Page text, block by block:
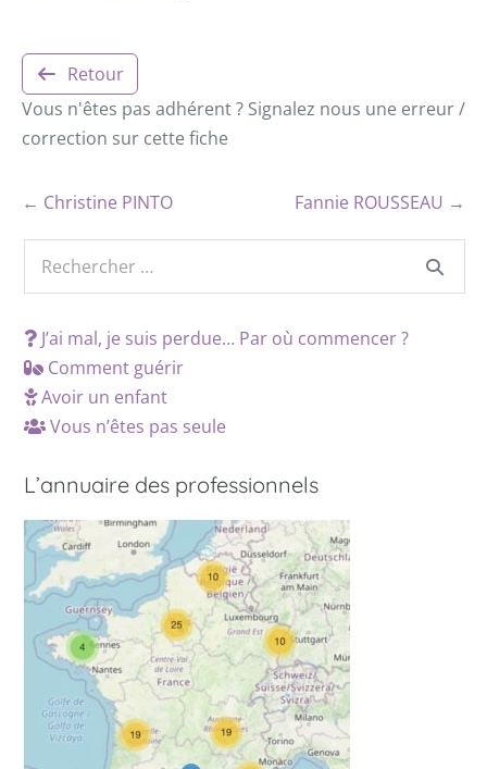
Retour
Vous n'êtes pas adhérent ? Signalez nous une erreur /
correction sur cette fiche
← Christine PINTO Fannie ROUSSEAU →
J’ai mal, je suis perdue… Par où commencer ?
Comment guérir
Avoir un enfant
Vous n’êtes pas seule
L’annuaire des professionnels